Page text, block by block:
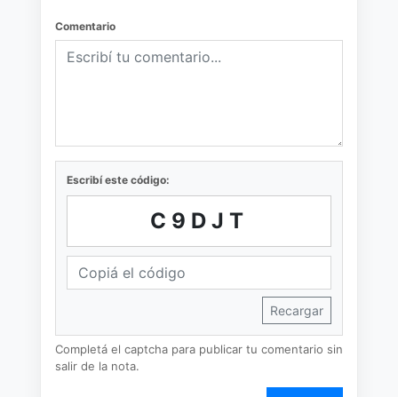
Comentario
Escribí este código:
C9DJT
Recargar
Completá el captcha para publicar tu comentario sin
salir de la nota.